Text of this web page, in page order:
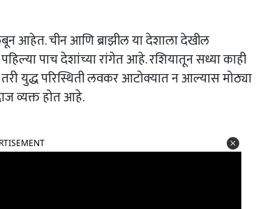
आहेत. चीन आणि ब्राझील या देशाला देखील
पाच देशांच्या रांगेत आहे. रशियातून सध्या काही
युद्ध परिस्थिती लवकर आटोक्यात न आल्यास मोठ्या
व्यक्त होत आहे.